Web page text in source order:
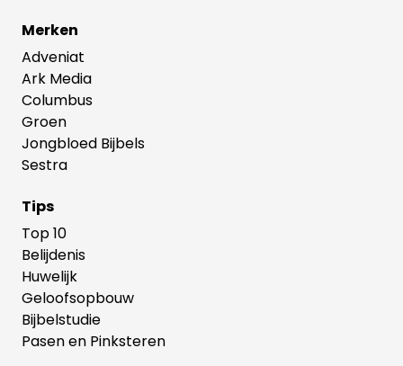
Merken
Adveniat
Ark Media
Columbus
Groen
Jongbloed Bijbels
Sestra
Tips
Top 10
Belijdenis
Huwelijk
Geloofsopbouw
Bijbelstudie
Pasen en Pinksteren